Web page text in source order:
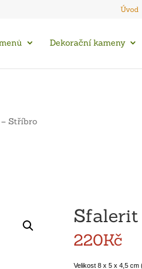
Úvod
Dekorační kameny
Stříbro
220Kč
Velikost 8 x 5 x 4,5 cm